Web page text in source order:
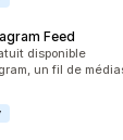
Feed
disponible
un fil de